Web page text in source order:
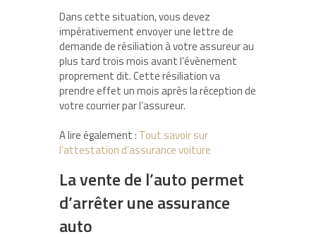
Dans cette situation, vous devez
impérativement envoyer une lettre de
demande de résiliation à votre assureur au
plus tard trois mois avant l’évènement
proprement dit. Cette résiliation va
prendre effet un mois après la réception de
votre courrier par l’assureur.
A lire également : Tout savoir sur
l’attestation d’assurance voiture
La vente de l’auto permet
d’arrêter une assurance
auto